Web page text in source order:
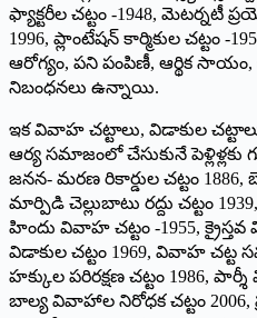
ఫ్యాక్టరీల చట్టం -1948, మెటర్నటీ
1996, ప్లాంటేషన్‌ కార్మికుల చట్టం -
ఆరోగ్యం, పని పంపిణీ, ఆర్థిక
నిబంధనలు ఉన్నాయి.
ఇక వివాహ చట్టాలు, విడాకుల
ఆర్య సమాజంలో చేసుకునే పెళ్లిళ్లకు
జనన- మరణ రికార్డుల చట్టం 1886,
మార్పిడి చెల్లుబాటు రద్దు చట్టం
హిందు వివాహ చట్టం -1955,
విడాకుల చట్టం 1969, వివాహ చట్ట
హక్కుల పరిరక్షణ చట్టం 1986,
బాల్య వివాహాల నిరోధక చట్టం 2006,